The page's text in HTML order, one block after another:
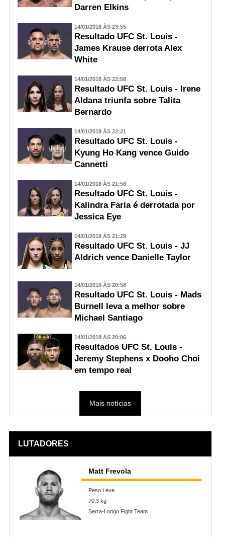
Darren Elkins
14/01/2018 ÀS 23:55
Resultado UFC St. Louis -
James Krause derrota Alex
White
14/01/2018 ÀS 22:58
Resultado UFC St. Louis - Irene
Aldana triunfa sobre Talita
Bernardo
14/01/2018 ÀS 22:21
Resultado UFC St. Louis -
Kyung Ho Kang vence Guido
Cannetti
14/01/2018 ÀS 21:58
Resultado UFC St. Louis -
Kalindra Faria é derrotada por
Jessica Eye
14/01/2018 ÀS 21:29
Resultado UFC St. Louis - JJ
Aldrich vence Danielle Taylor
14/01/2018 ÀS 20:58
Resultado UFC St. Louis - Mads
Burnell leva a melhor sobre
Michael Santiago
14/01/2018 ÀS 20:06
Resultados UFC St. Louis -
Jeremy Stephens x Dooho Choi
em tempo real
Mais notícias
LUTADORES
Matt Frevola
Peso Leve
70,3 kg
Serra-Longo Fight Team